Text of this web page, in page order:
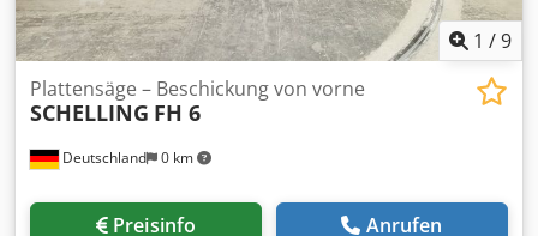
1 /9
Deutschland 0 km
Plattensäge – Beschickung von vorne
SCHELLING FH 6
Preisinfo Anrufen